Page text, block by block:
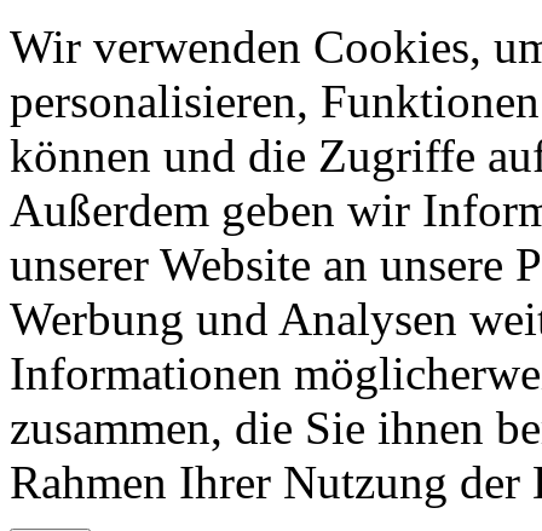
Wir verwenden Cookies,
personalisieren,
können und die Zugriffe
Außerdem geben wir
unserer Website an unsere
Werbung und Analysen
Informationen
zusammen, die Sie ihnen
Rahmen Ihrer Nutzung der